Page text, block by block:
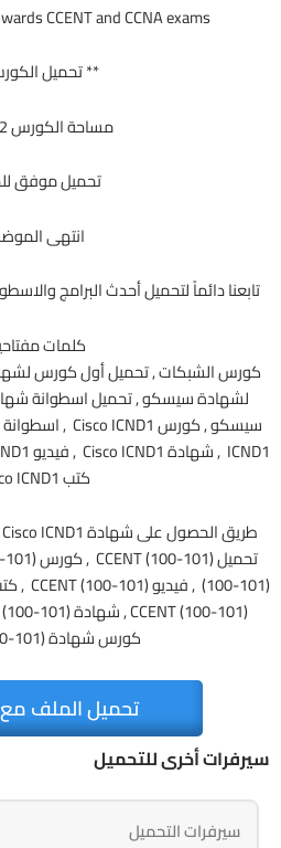
CCENT and CCNA exams
** تحميل
مساحة الكورس 2.2 جيجا
تحميل موفق
انتهى
تابعنا دائماً لتحميل أحدث البرامج
كلمات
كورس الشبكات , تحميل أول كورس
لشهادة سيسكو , تحميل اسطوانة
كتب Cisco ICND1
طريق الحصول على شهادة Cisco ICND1 , اسطوانة
تحميلCCENT (100-101) , كورس101)
(100-101) , فيديوCCENT (100-101)
,
CCENT (100-101), شهادة(100-101)
كورس شهادة101)
تحميل الملف
سيرفرات أخرى للتحميل
سيرفرات التحميل